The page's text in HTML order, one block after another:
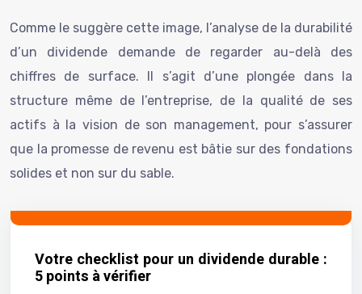
Comme le suggère cette image, l’analyse de la durabilité
d’un dividende demande de regarder au-delà des
chiffres de surface. Il s’agit d’une plongée dans la
structure même de l’entreprise, de la qualité de ses
actifs à la vision de son management, pour s’assurer
que la promesse de revenu est bâtie sur des fondations
solides et non sur du sable.
Votre checklist pour un dividende durable :
5 points à vérifier